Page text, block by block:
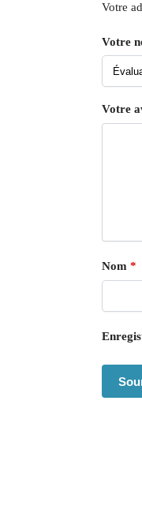
Votre
Votre
Votre
Nom *